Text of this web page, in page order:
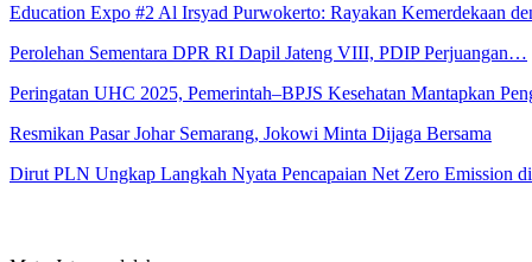
Education Expo #2 Al Irsyad Purwokerto: Rayakan Kemerdekaan
Perolehan Sementara DPR RI Dapil Jateng VIII, PDIP Perjuangan…
Peringatan UHC 2025, Pemerintah–BPJS Kesehatan Mantapkan
Resmikan Pasar Johar Semarang, Jokowi Minta Dijaga Bersama
Dirut PLN Ungkap Langkah Nyata Pencapaian Net Zero Emission